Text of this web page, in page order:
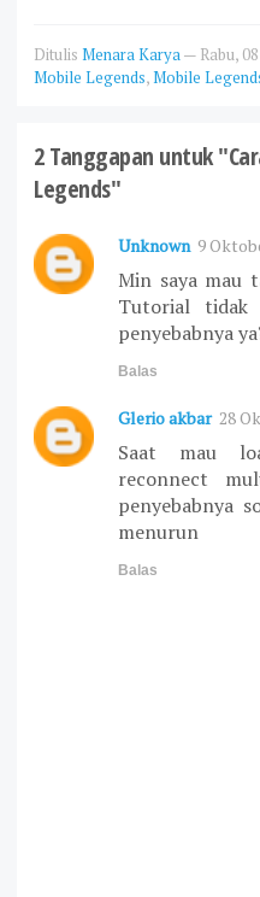
Ditulis Menara Karya— Rabu,
Mobile Legends,Mobile
2 Tanggapan untuk
Legends"
Unknown 9
Min saya mau
Tutorial
penyebabnya
Balas
Glerio akbar 28
Saat mau
reconnect
penyebabnya
menurun
Balas